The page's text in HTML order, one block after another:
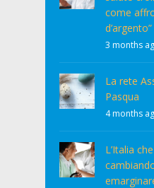
come
d’argento”
3 months
La rete
Pasqua
4 months
L’Italia